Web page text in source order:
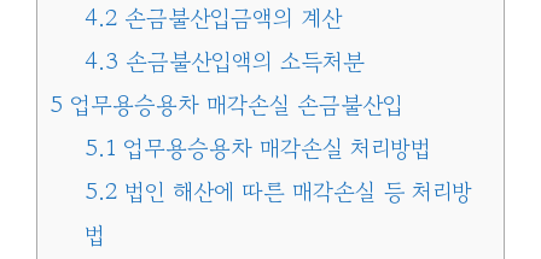
4.2손금불산입금액의 계산
4.3 손금불산입액의 소득처분
5 업무용승용차 매각손실 손금불산입
5.1 업무용승용차 매각손실 처리방법
5.2법인 해산에 따른 매각손실 등 처리방
법